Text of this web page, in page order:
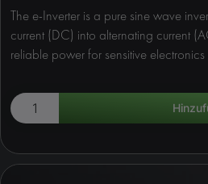
The e-Inverter is a pure sine wave
current (DC) into alternating current
reliable power for sensitive